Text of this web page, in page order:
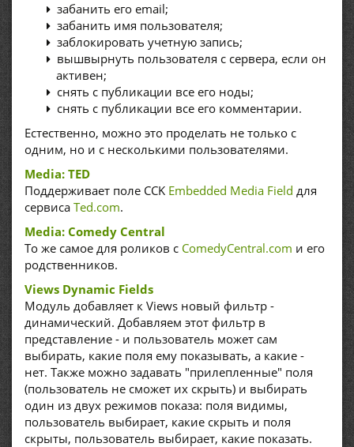
забанить его email;
забанить имя пользователя;
заблокировать учетную запись;
вышвырнуть пользователя с сервера, если он
активен;
снять с публикации все его ноды;
снять с публикации все его комментарии.
Естественно, можно это проделать не только с
одним, но и с несколькими пользователями.
Media: TED
Поддерживает поле CCK Embedded Media Field для
сервиса Ted.com.
Media: Comedy Central
То же самое для роликов с ComedyCentral.com и его
родственников.
Views Dynamic Fields
Модуль добавляет к Views новый фильтр -
динамический. Добавляем этот фильтр в
представление - и пользователь может сам
выбирать, какие поля ему показывать, а какие -
нет. Также можно задавать "прилепленные" поля
(пользователь не сможет их скрыть) и выбирать
один из двух режимов показа: поля видимы,
пользователь выбирает, какие скрыть и поля
скрыты, пользователь выбирает, какие показать.